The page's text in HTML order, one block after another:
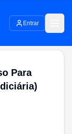
Entrar
Para